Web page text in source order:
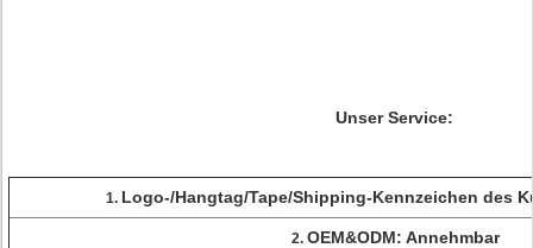
Unser Service:
1. Logo-/Hangtag/Tape/Shipping-Kennzeichen des
2. OEM&ODM: Annehmbar